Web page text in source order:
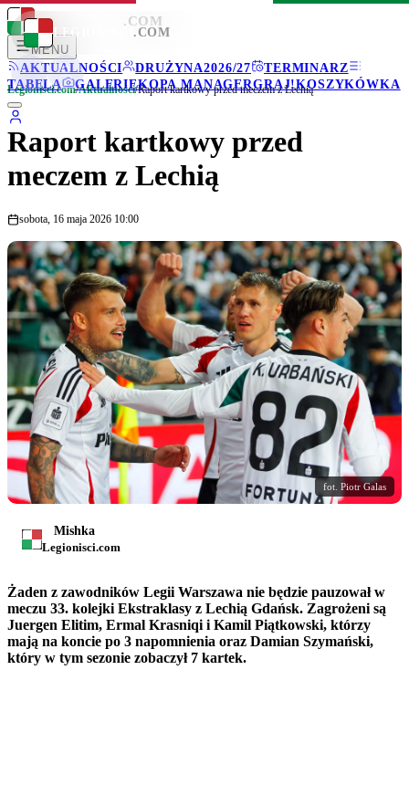
LEGIONISCI .COM
MENU
AKTUALNOŚCI
DRUŻYNA2026/27
TERMINARZ
TABELA
GALERIEKOPA MANAGERGRAJ!KOSZYKÓWKA
LEGIONISCI .COM
Legionisci.com/Aktualności/Raport kartkowy przed meczem z Lechią
Raport kartkowy przed
meczem z Lechią
sobota, 16 maja 2026 10:00
fot. Piotr Galas
Mishka
Legionisci.com
Żaden z zawodników Legii Warszawa nie będzie pauzował w
meczu 33. kolejki Ekstraklasy z Lechią Gdańsk. Zagrożeni są
Juergen Elitim, Ermal Krasniqi i Kamil Piątkowski, którzy
mają na koncie po 3 napomnienia oraz Damian Szymański,
który w tym sezonie zobaczył 7 kartek.